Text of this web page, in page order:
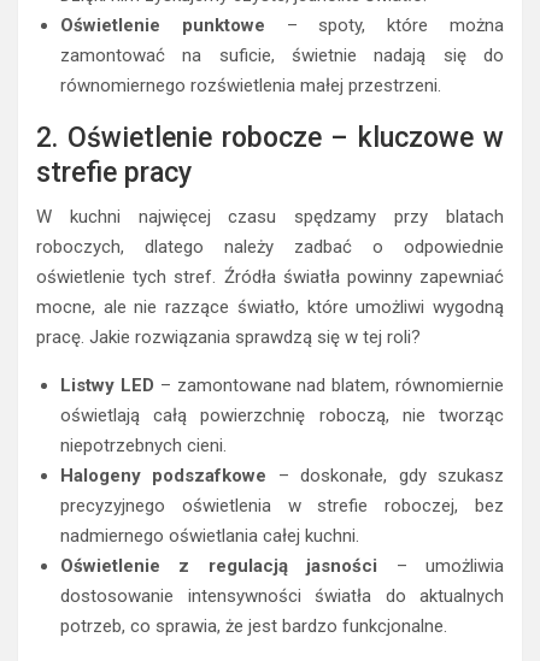
Oświetlenie punktowe – spoty, które można
zamontować na suficie, świetnie nadają się do
równomiernego rozświetlenia małej przestrzeni.
2. Oświetlenie robocze – kluczowe w
strefie pracy
W kuchni najwięcej czasu spędzamy przy blatach
roboczych, dlatego należy zadbać o odpowiednie
oświetlenie tych stref. Źródła światła powinny zapewniać
mocne, ale nie razzące światło, które umożliwi wygodną
pracę. Jakie rozwiązania sprawdzą się w tej roli?
Listwy LED – zamontowane nad blatem, równomiernie
oświetlają całą powierzchnię roboczą, nie tworząc
niepotrzebnych cieni.
Halogeny podszafkowe – doskonałe, gdy szukasz
precyzyjnego oświetlenia w strefie roboczej, bez
nadmiernego oświetlania całej kuchni.
Oświetlenie z regulacją jasności – umożliwia
dostosowanie intensywności światła do aktualnych
potrzeb, co sprawia, że jest bardzo funkcjonalne.